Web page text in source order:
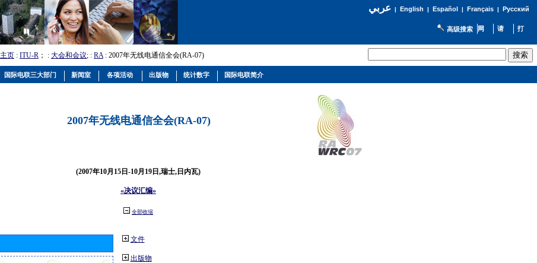
عربي| English | Español | Français| Русский
高级搜索
主页 : ITU-R ； : 大会和会议; : RA: 2007年无线电通信全会(RA-07)
2007年无线电通信全会(RA-07)
(2007年10月15日-10月19日,瑞士,日内瓦)
«决议汇编»
全部收缩
文件
出版物
国际电联三大部门 新闻室 各项活动 出版物 统计数字 国际电联简介